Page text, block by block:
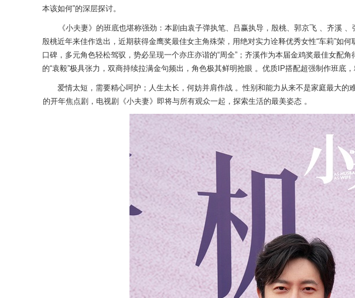
本该如何”的深层探讨。
《小夫妻》 的班底也堪称强劲： 本剧由袁子弹执笔、吕赢执导， 殷桃、郭京飞 、齐溪 、
殷桃近年来佳作迭出，近期获得金鹰奖最佳女主角殊荣，用绝对实力诠释优秀女性“车莉”如
口碑，多元角色轻松驾驭， 势必呈现一个亦庄亦谐的“周全”；齐溪作为本届金鸡奖最佳女配角
的“袁毅”极具张力，双商持续拉满金句频出， 角色极其鲜明抢眼 。优质 IP搭配超强制作班底
爱情太短，需要精心呵护；人生太长，何妨并肩作战 。性别和能力从来不是家庭最大的
的开年焦点剧，电视剧《小夫妻》即将与所有观众一起， 探索生活的最美姿态 。